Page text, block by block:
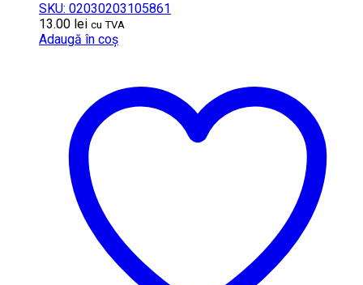
SKU: 02030203105861
13.00 lei cu TVA
Adaugă în coș